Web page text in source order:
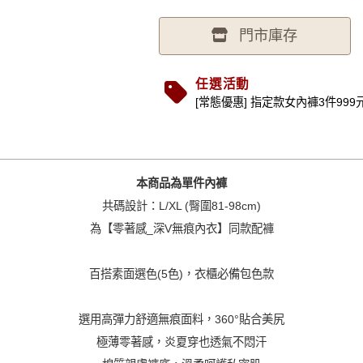
門市庫存
任選活動
[常態優惠] 指定款女內褲3件999
本商品為單件內褲
共碼設計：L/XL (臀圍81-98cm)
為【零著感_深V無痕內衣】同款配褲
百搭素面選色(5色)，衣櫃必備包色款
選用高彈力舒適無痕面料，360°貼合美尻
極薄零著感，炎夏穿也透氣不悶汗